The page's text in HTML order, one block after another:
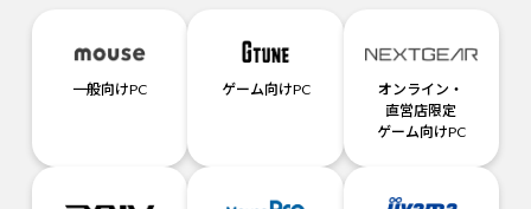
一般向けPC ゲーム向けPC
オンライン・
直営店限定
ゲーム向けPC